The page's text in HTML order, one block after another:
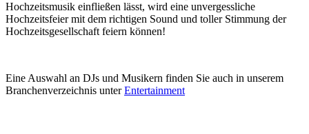
Hochzeitsmusik einfließen lässt, wird eine unvergessliche
Hochzeitsfeier mit dem richtigen Sound und toller Stimmung der
Hochzeitsgesellschaft feiern können!
Eine Auswahl an DJs und Musikern finden Sie auch in unserem
Branchenverzeichnis unterEntertainment